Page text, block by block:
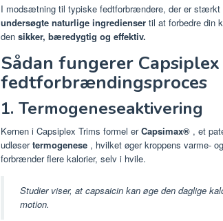
I modsætning til typiske fedtforbrændere, der er stærkt
undersøgte naturlige ingredienser til at forbedre din
den sikker, bæredygtig og effektiv.
Sådan fungerer
fedtforbrændingsproces
1. Termogeneseaktivering
Kernen i Capsiplex Trims formel erCapsimax® , et
udløsertermogenese , hvilket øger kroppens varme-
forbrænder flere kalorier, selv i hvile.
Studier viser, at capsaicin kan øge den daglige
motion.